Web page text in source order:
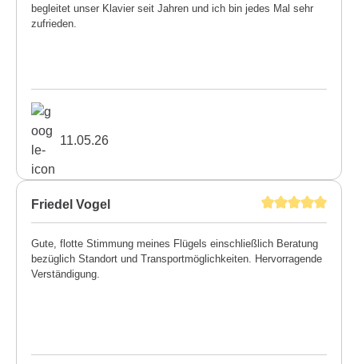
begleitet unser Klavier seit Jahren und ich bin jedes Mal sehr
zufrieden.
11.05.26
Friedel Vogel
Gute, flotte Stimmung meines Flügels einschließlich Beratung
bezüglich Standort und Transportmöglichkeiten. Hervorragende
Verständigung.